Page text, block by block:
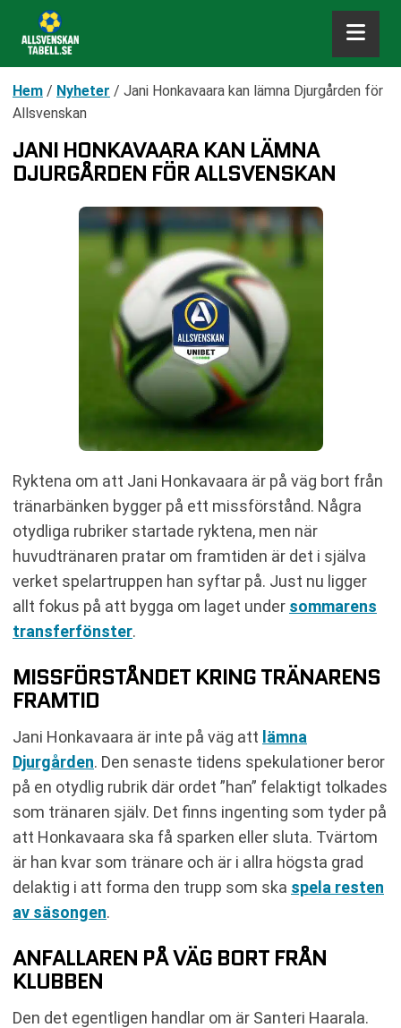
Hem / Nyheter / Jani Honkavaara kan lämna Djurgården för
Allsvenskan
JANI HONKAVAARA KAN LÄMNA
DJURGÅRDEN FÖR ALLSVENSKAN
Ryktena om att Jani Honkavaara är på väg bort från
tränarbänken bygger på ett missförstånd. Några
otydliga rubriker startade ryktena, men när
huvudtränaren pratar om framtiden är det i själva
verket spelartruppen han syftar på. Just nu ligger
allt fokus på att bygga om laget under sommarens
transferfönster.
MISSFÖRSTÅNDET KRING TRÄNARENS
FRAMTID
Jani Honkavaara är inte på väg att lämna
Djurgården. Den senaste tidens spekulationer beror
på en otydlig rubrik där ordet ”han” felaktigt tolkades
som tränaren själv. Det finns ingenting som tyder på
att Honkavaara ska få sparken eller sluta. Tvärtom
är han kvar som tränare och är i allra högsta grad
delaktig i att forma den trupp som ska spela resten
av säsongen.
ANFALLAREN PÅ VÄG BORT FRÅN
KLUBBEN
Den det egentligen handlar om är Santeri Haarala.